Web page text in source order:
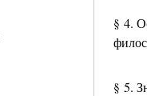
§ 4.
§ 5.